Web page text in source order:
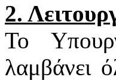
2.
Το
λαμβάνει